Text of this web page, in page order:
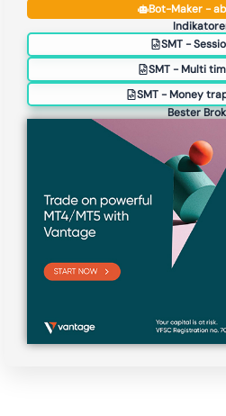
Bot-Maker -
SMT -
SMT - Multi
SMT - Money
Bester